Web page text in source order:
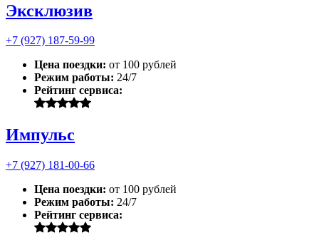
Эксклюзив
+7 (927) 187-59-99
Цена поездки: от 100 рублей
Режим работы: 24/7
Рейтинг сервиса:
Импульс
+7 (927) 181-00-66
Цена поездки: от 100 рублей
Режим работы: 24/7
Рейтинг сервиса: